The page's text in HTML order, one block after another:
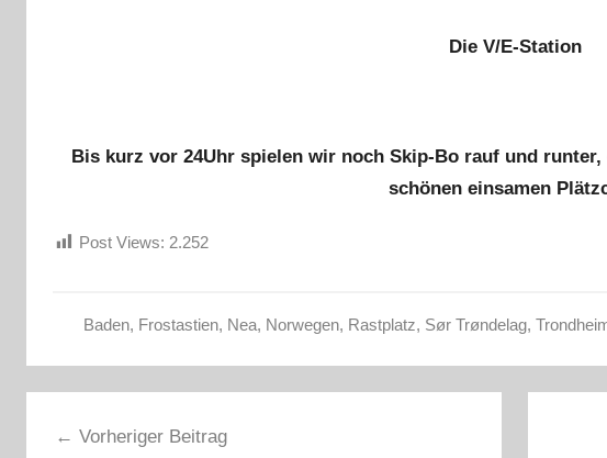
Die V/E-Station
Bis kurz vor 24Uhr spielen wir noch Skip-Bo rauf und
schönen einsamen
Post Views: 2.252
m
Baden, Frostastien, Nea, Norwegen, Rastplatz, Sør Trøndelag,
Vorheriger Beitrag